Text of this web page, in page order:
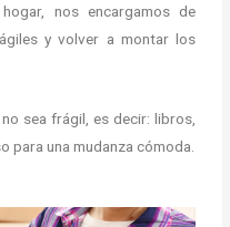
nos encargamos de
y volver a montar los
sea frágil, es decir: libros,
para una mudanza cómoda.